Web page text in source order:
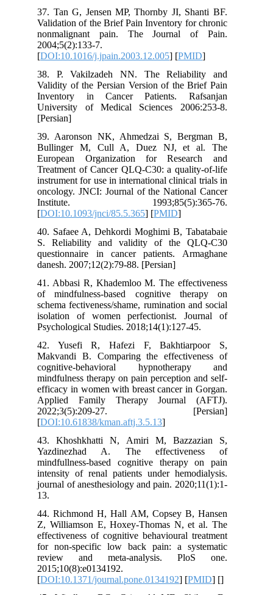
37. Tan G, Jensen MP, Thornby JI, Shanti BF.
Validation of the Brief Pain Inventory for chronic
nonmalignant pain. The Journal of Pain.
2004;5(2):133-7.
[DOI:10.1016/j.jpain.2003.12.005] [PMID
38. P. Vakilzadeh NN. The Reliability and
Validity of the Persian Version of the Brief Pain
Inventory in Cancer Patients. Rafsanjan
University of Medical Sciences 2006:253-8.
[Persian]
39. Aaronson NK, Ahmedzai S, Bergman B,
Bullinger M, Cull A, Duez NJ, et al. The
European Organization for Research and
Treatment of Cancer QLQ-C30: a quality-of-life
instrument for use in international clinical trials in
oncology. JNCI: Journal of the National Cancer
Institute. 1993;85(5):365-76.
[DOI:10.1093/jnci/85.5.365] [PMID
40. Safaee A, Dehkordi Moghimi B, Tabatabaie
S. Reliability and validity of the QLQ-C30
questionnaire in cancer patients. Armaghane
danesh. 2007;12(2):79-88. [Persian]
41. Abbasi R, Khademloo M. The effectiveness
of mindfulness-based cognitive therapy on
schema fectiveness/shame, rumination and social
isolation of women perfectionist. Journal of
Psychological Studies. 2018;14(1):127-45.
42. Yusefi R, Hafezi F, Bakhtiarpoor S,
Makvandi B. Comparing the effectiveness of
cognitive-behavioral hypnotherapy and
mindfulness therapy on pain perception and self-
efficacy in women with breast cancer in Gorgan.
Applied Family Therapy Journal (AFTJ).
2022;3(5):209-27. [Persian]
[DOI:10.61838/kman.aftj.3.5.13
43. Khoshkhatti N, Amiri M, Bazzazian S,
Yazdinezhad A. The effectiveness of
mindfullness-based cognitive therapy on pain
intensity of renal patients under hemodialysis.
journal of anesthesiology and pain. 2020;11(1):1-
13.
44. Richmond H, Hall AM, Copsey B, Hansen
Z, Williamson E, Hoxey-Thomas N, et al. The
effectiveness of cognitive behavioural treatment
for non-specific low back pain: a systematic
review and meta-analysis. PloS one.
2015;10(8):e0134192.
[DOI:10.1371/journal.pone.0134192] [PMID] [